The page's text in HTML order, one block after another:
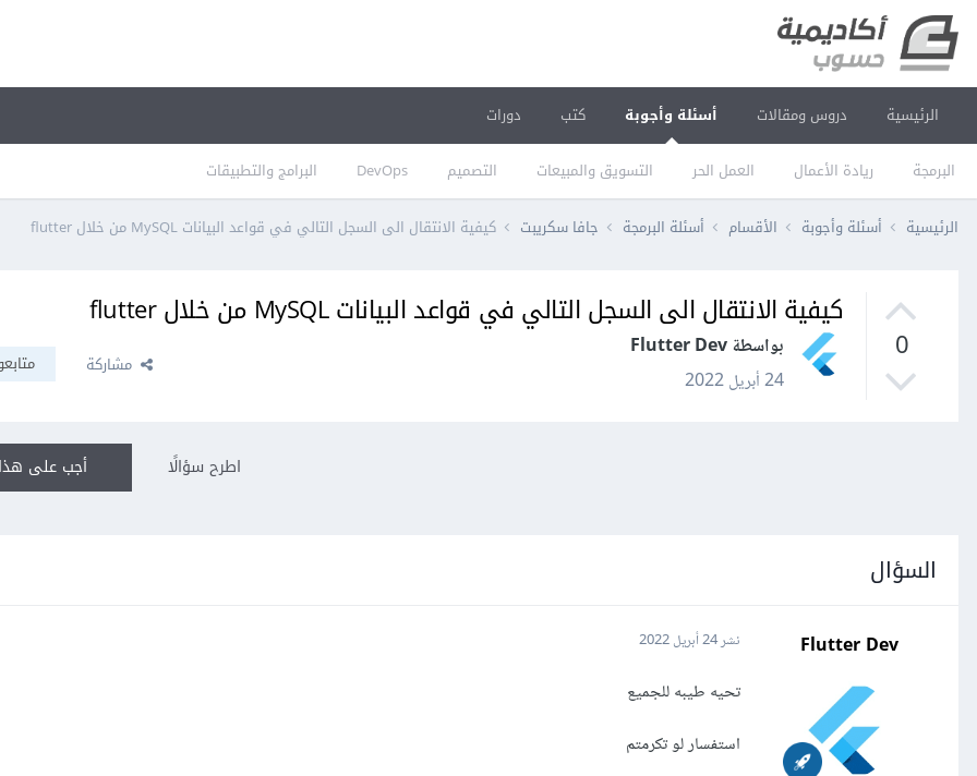
الرئيسية دروس ومقالات أسئلة وأجوبة
البرمجة ريادة الأعمال العمل الحر التسويق والمبيعات التصميم DevOps البرامج والتطبيقات
كتب دورات
الرئيسية أسئلة وأجوبة الأقسام أسئلة البرمجة جافا سكريبت كيفية الانتقال الى السجل التالي في قواعد البيانات MySQL من خلال flutter
0
كيفية الانتقال الى السجل التالي في قواعد البيانات MySQL من خلال flutter
بواسطة Flutter Dev
24 أبريل 2022
مشاركة
أجب على اطرح سؤالًا
السؤال
Flutter Dev نشر24 أبريل 2022
تحيه طيبه للجميع
استفسار لو تكرمتم